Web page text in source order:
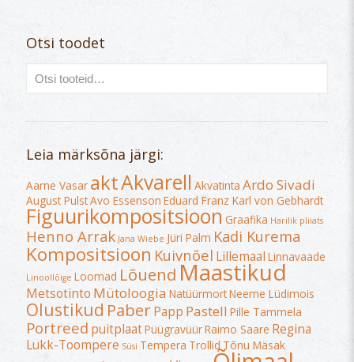
Otsi toodet
Leia märksõna järgi:
Aarne Vasar aktAkvarell Akvatinta Ardo Sivadi
August PulstAvo Essenson Eduard Franz Karl von Gebhardt
Figuurikompositsioon Graafika Harilik pliiats
Henno Arrak Jana Wiebe Jüri Palm Kadi Kurema
Kompositsioon Kuivnõel Lillemaal Linnavaade
Linoollõige Loomad Lõuend Maastikud
Metsotinto Mütoloogia NatüürmortNeeme Lüdimois
Olustikud PaberPapp Pastell Pille Tammela
Portreed puitplaatPüügravüürRaimo Saare Regina
Lukk-Toompere Süsi Tempera Trollid Tõnu Mäsak